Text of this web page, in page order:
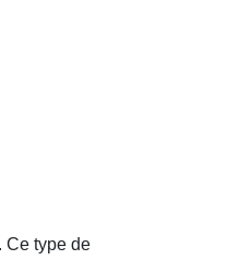
Ce type de